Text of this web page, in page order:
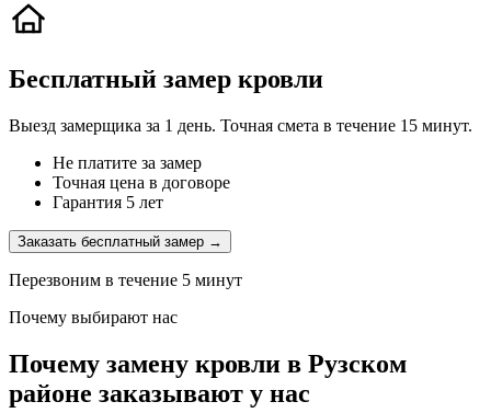
Бесплатный замер кровли
Выезд замерщика за 1 день. Точная смета в течение 15 минут.
Не платите за замер
Точная цена в договоре
Гарантия 5 лет
Заказать бесплатный замер →
Перезвоним в течение 5 минут
Почему выбирают нас
Почему замену кровли в Рузском
районе заказывают у нас